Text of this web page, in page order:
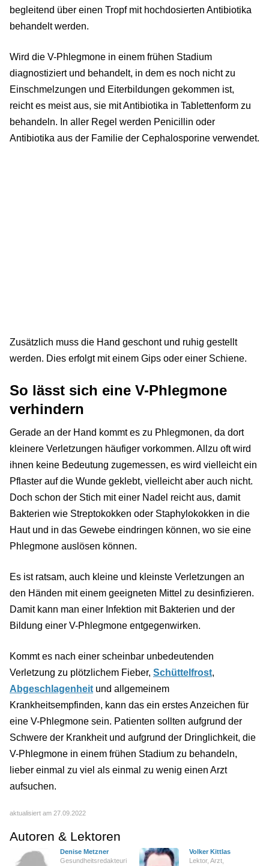
begleitend über einen Tropf mit hochdosierten Antibiotika
behandelt werden.
Wird die V-Phlegmone in einem frühen Stadium
diagnostiziert und behandelt, in dem es noch nicht zu
Einschmelzungen und Eiterbildungen gekommen ist,
reicht es meist aus, sie mit Antibiotika in Tablettenform zu
behandeln. In aller Regel werden Penicillin oder
Antibiotika aus der Familie der Cephalosporine verwendet.
Zusätzlich muss die Hand geschont und ruhig gestellt
werden. Dies erfolgt mit einem Gips oder einer Schiene.
So lässt sich eine V-Phlegmone
verhindern
Gerade an der Hand kommt es zu Phlegmonen, da dort
kleinere Verletzungen häufiger vorkommen. Allzu oft wird
ihnen keine Bedeutung zugemessen, es wird vielleicht ein
Pflaster auf die Wunde geklebt, vielleicht aber auch nicht.
Doch schon der Stich mit einer Nadel reicht aus, damit
Bakterien wie Streptokokken oder Staphylokokken in die
Haut und in das Gewebe eindringen können, wo sie eine
Phlegmone auslösen können.
Es ist ratsam, auch kleine und kleinste Verletzungen an
den Händen mit einem geeigneten Mittel zu desinfizieren.
Damit kann man einer Infektion mit Bakterien und der
Bildung einer V-Phlegmone entgegenwirken.
Kommt es nach einer scheinbar unbedeutenden
Verletzung zu plötzlichem Fieber, Schüttelfrost,
Abgeschlagenheit und allgemeinem
Krankheitsempfinden, kann das ein erstes Anzeichen für
eine V-Phlegmone sein. Patienten sollten aufgrund der
Schwere der Krankheit und aufgrund der Dringlichkeit, die
V-Phlegmone in einem frühen Stadium zu behandeln,
lieber einmal zu viel als einmal zu wenig einen Arzt
aufsuchen.
aktualisiert am 27.09.2022
Autoren & Lektoren
Denise Metzner
Gesundheitsredakteuri
Volker Kittlas
Lektor, Arzt,